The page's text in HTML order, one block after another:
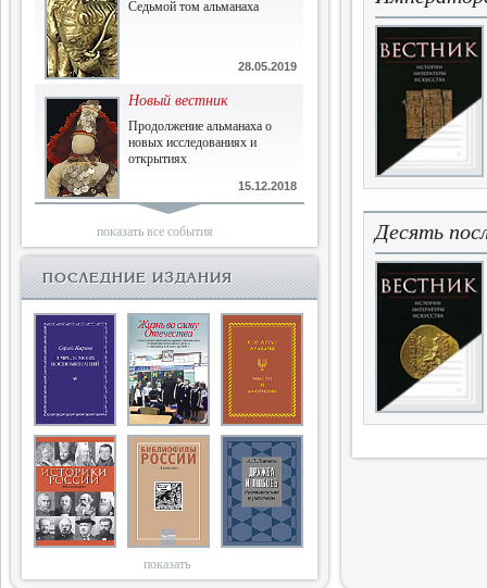
Седьмой том альманаха
28.05.2019
Новый вестник
Продолжение альманаха о
новых исследованиях и
открытиях
15.12.2018
Библиофилам
Четырнадцатый и не последний
Двенадцатый
Новый том Вестника истории,
литературы, искусства
25.09.2017
Книги блокады
Последняя книга Т.В.Сталевой
15.06.2017
Энциклопедия историков
показать все события
ПОСЛЕДНИЕ ИЗДАНИЯ
показать
Десять